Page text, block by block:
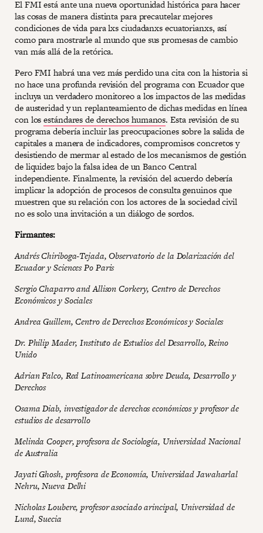
El FMI está ante una nueva oportunidad histórica para hacer
las cosas de manera distinta para precautelar mejores
condiciones de vida para lxs ciudadanxs ecuatorianxs, así
como para mostrarle al mundo que sus promesas de cambio
van más allá de la retórica.
Pero FMI habrá una vez más perdido una cita con la historia si
no hace una profunda revisión del programa con Ecuador que
incluya un verdadero monitoreo a los impactos de las medidas
de austeridad y un replanteamiento de dichas medidas en línea
con losestándares de derechos humanos. Esta revisión de su
programa debería incluir las preocupaciones sobre la salida de
capitales a manera de indicadores, compromisos concretos y
desistiendo de mermar al estado de los mecanismos de gestión
de liquidez bajo la falsa idea de un Banco Central
independiente. Finalmente, la revisión del acuerdo debería
implicar la adopción de procesos de consulta genuinos que
muestren que su relación con los actores de la sociedad civil
no es solo una invitación a un diálogo de sordos.
Firmantes:
Andrés Chiriboga-Tejada, Observatorio de la Dolarización del
Ecuador y Sciences Po Paris
Sergio Chaparro and Allison Corkery, Centro de Derechos
Económicos y Sociales
Andrea Guillem, Centro de Derechos Económicos y Sociales
Dr. Philip Mader, Instituto de Estudios del Desarrollo, Reino
Unido
Adrian Falco, Red Latinoamericana sobre Deuda, Desarrollo y
Derechos
Osama Diab, investigador de derechos económicos y profesor de
estudios de desarrollo
Melinda Cooper, profesora de Sociología, Universidad Nacional
de Australia
Jayati Ghosh, profesora de Economía, Universidad Jawaharlal
Nehru, Nueva Delhi
Nicholas Loubere, profesor asociado arincipal, Universidad de
Lund, Suecia